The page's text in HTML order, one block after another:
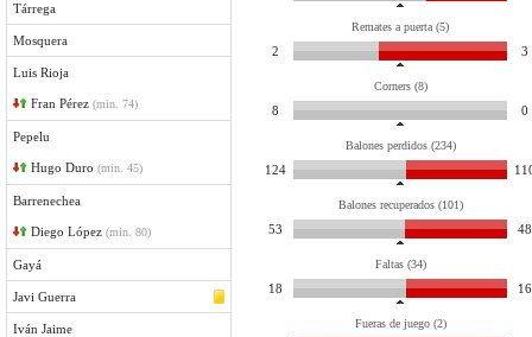
Tárrega
Mosquera
Luis Rioja
Fran Pérez (min. 74)
Pepelu
Hugo Duro (min. 45)
Barrenechea
Diego López (min. 80)
Gayá
Javi Guerra
Iván Jaime
Remates a puerta (5)
2 3
Corners (8)
8 0
Balones perdidos (234)
124
Balones recuperados (101)
53 48
Faltas (34)
18 16
Fueras de juego (2)